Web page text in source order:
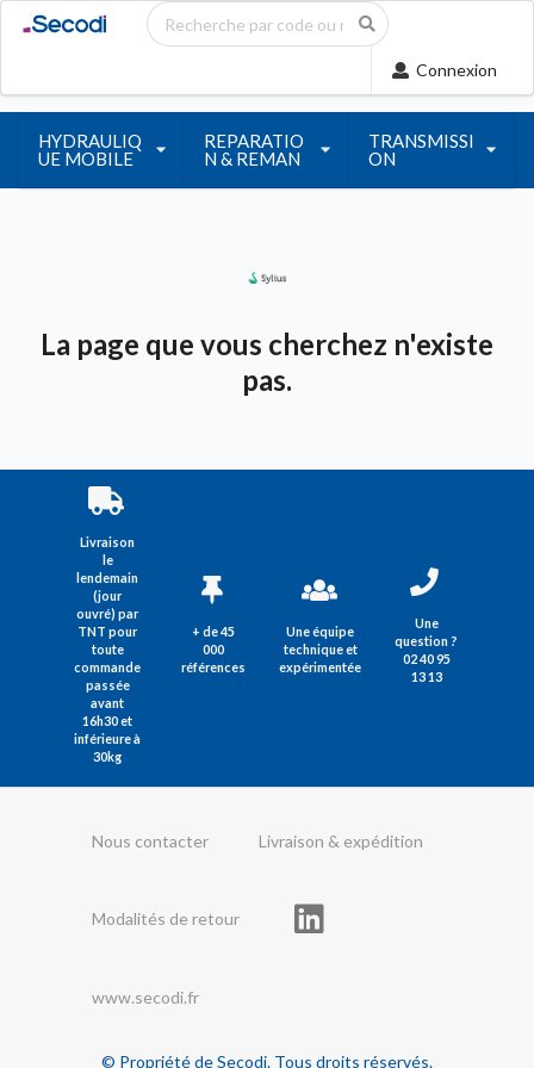
Connexion
HYDRAULIQ
UE MOBILE
REPARATIO
N & REMAN
TRANSMISSI
ON
La page que vous cherchez n'existe
pas.
Livraison
le
lendemain
(jour
ouvré) par
TNT pour
toute
commande
passée
avant
16h30 et
inférieure à
30kg
+ de 45
000
références
Une équipe
technique et
expérimentée
Une
question ?
02 40 95
13 13
Nous contacter Livraison & expédition
Modalités de retour
www.secodi.fr
© Propriété de Secodi. Tous droits réservés.